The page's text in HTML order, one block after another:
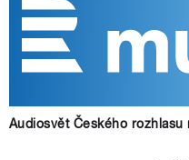
Audiosvět Českého rozhlasu